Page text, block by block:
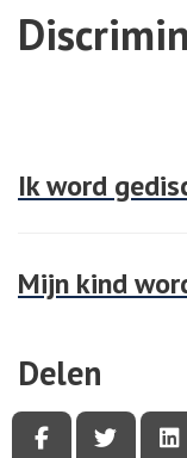
Ik word
Mijn kind
Delen
Deel deze
Deel